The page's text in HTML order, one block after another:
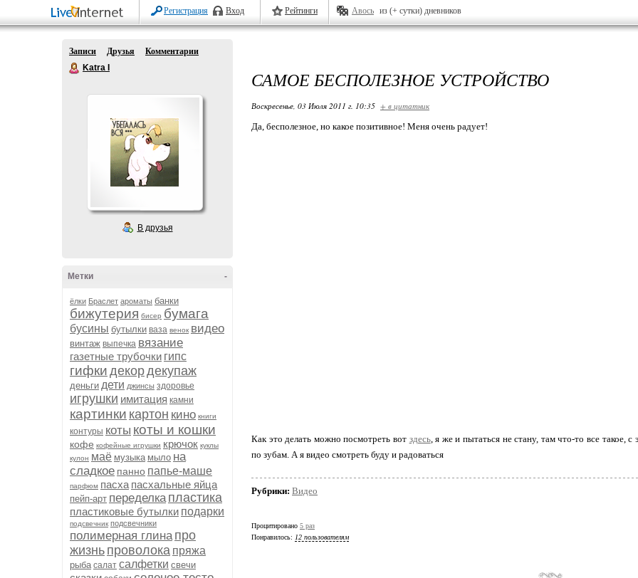
Регистрация Вход Рейтинги Авось из (+ сутки) дневников
Записи Друзья
Комментарии
Katra I
В друзья
-
Метки
ёлки Браслет ароматы банки
бижутерия бисер бумага
бусины бутылки ваза венок видео
винтаж выпечка вязание
газетные трубочки гипс
гифки декордекупаж
деньги дети джинсы здоровье
игрушки имитация камни
картинки картон кино книги
контуры коты коты и кошки
кофе кофейные игрушки крючок куклы
кулон маё музыка мыло на
сладкое панно папье-маше
парфюм пасха пасхальные яйца
пейп-арт переделка пластика
пластиковые бутылки подарки
подсвечник подсвечники
полимерная глина про
жизнь проволока пряжа
рыба салат салфетки свечи
САМОЕ БЕСПОЛЕЗНОЕ УСТРОЙСТВО
Воскресенье, 03 Июля 2011 г. 10:35 + в цитатник
Да, бесполезное, но какое позитивное! Меня очень радует!
Как это делать можно посмотреть вот здесь, я же и пытаться не стану, там что-то все такое,
по зубам. А я видео смотреть буду и радоваться
Рубрики: Видео
Процитировано 5 раз
Понравилось: 12 пользователям